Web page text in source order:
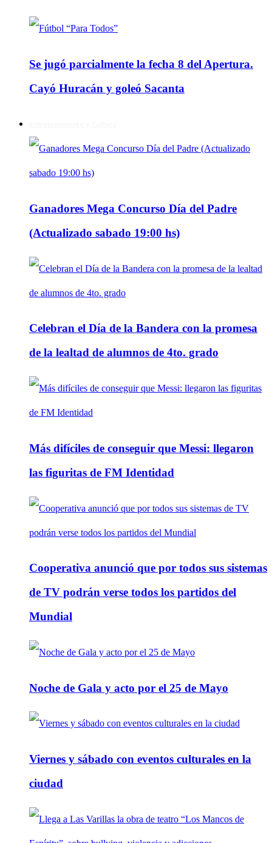
Se jugó parcialmente la fecha 8 del Apertura.
Cayó Huracán y goleó Sacanta
Ganadores Mega Concurso Día del Padre
(Actualizado sabado 19:00 hs)
Celebran el Día de la Bandera con la promesa
de la lealtad de alumnos de 4to. grado
Más difíciles de conseguir que Messi: llegaron
las figuritas de FM Identidad
Cooperativa anunció que por todos sus sistemas
de TV podrán verse todos los partidos del
Mundial
Noche de Gala y acto por el 25 de Mayo
Viernes y sábado con eventos culturales en la
ciudad